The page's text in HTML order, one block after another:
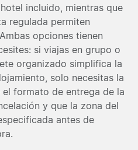
incluido, mientras que
regulada permiten
opciones tienen
si viajas en grupo o
organizado simplifica la
solo necesitas la
el formato de entrega de la
y que la zona del
antes de